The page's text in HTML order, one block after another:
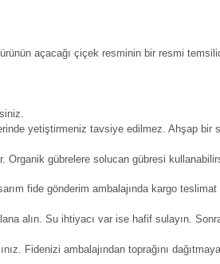
açacağı çiçek resminin bir resmi
yetiştirmeniz tavsiye edilmez. Ahşap bir
Organik gübrelere solucan gübresi
fide gönderim ambalajında kargo teslimat
alın. Su ihtiyacı var ise hafif sulayın.
Fidenizi ambalajından toprağını